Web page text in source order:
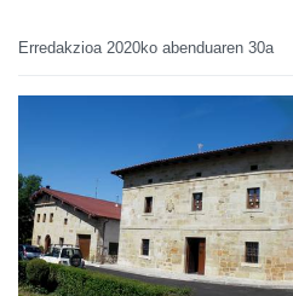
Erredakzioa 2020ko abenduaren 30a